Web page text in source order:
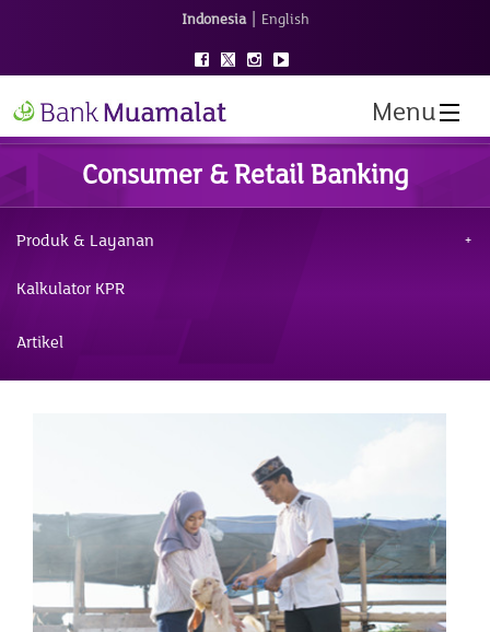
Indonesia | English
Menu
Consumer & Retail Banking
Produk & Layanan
Kalkulator KPR
Artikel